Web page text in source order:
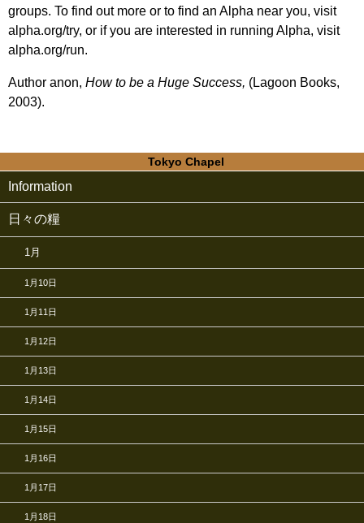
groups. To find out more or to find an Alpha near you, visit
alpha.org/try, or if you are interested in running Alpha, visit
alpha.org/run.
Author anon, How to be a Huge Success, (Lagoon Books,
2003).
Tokyo Chapel
Information
日々の糧
1月
1月10日
1月11日
1月12日
1月13日
1月14日
1月15日
1月16日
1月17日
1月18日